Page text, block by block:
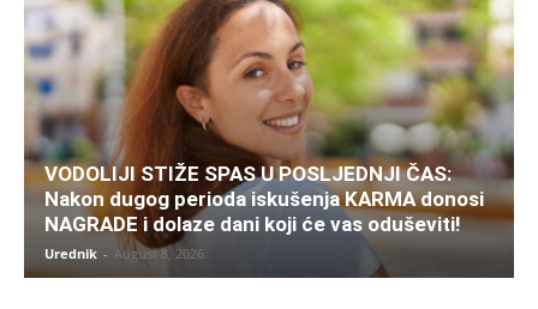
VODOLIJI STIŽE SPAS U POSLJEDNJI ČAS:
Nakon dugog perioda iskušenja KARMA donosi
NAGRADE i dolaze dani koji će vas oduševiti!
Urednik - August 8, 2026